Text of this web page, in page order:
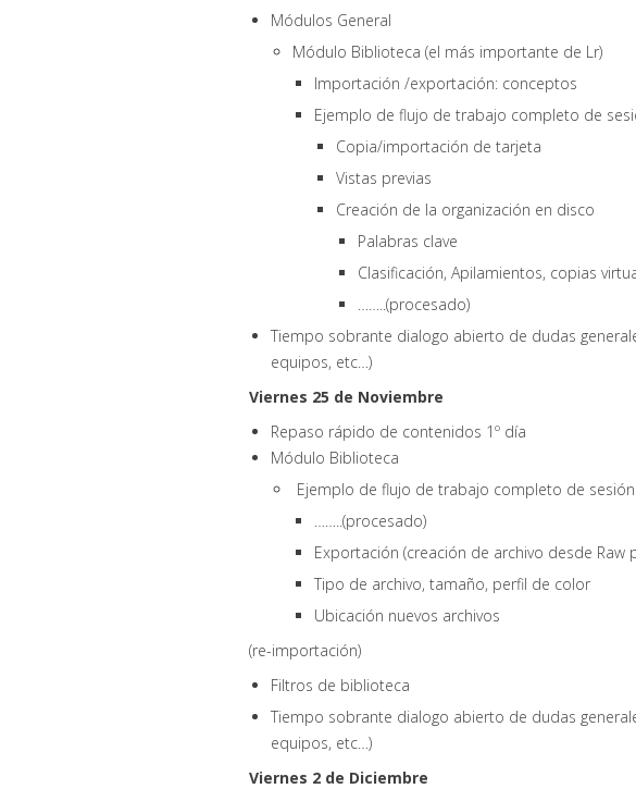
Módulos General
Módulo Biblioteca (el más importante de Lr)
Importación /exportación: conceptos
Ejemplo de flujo de trabajo completo de
Copia/importación de tarjeta
Vistas previas
Creación de la organización en disco
Palabras clave
Clasificación, Apilamientos, copias
……..(procesado)
Tiempo sobrante dialogo abierto de dudas
equipos, etc…)
Viernes 25 de Noviembre
Repaso rápido de contenidos 1º día
Módulo Biblioteca
Ejemplo de flujo de trabajo completo de sesión
……..(procesado)
Exportación (creación de archivo desde Raw
Tipo de archivo, tamaño, perfil de color
Ubicación nuevos archivos
(re-importación)
Filtros de biblioteca
Tiempo sobrante dialogo abierto de dudas
equipos, etc…)
Viernes 2 de Diciembre